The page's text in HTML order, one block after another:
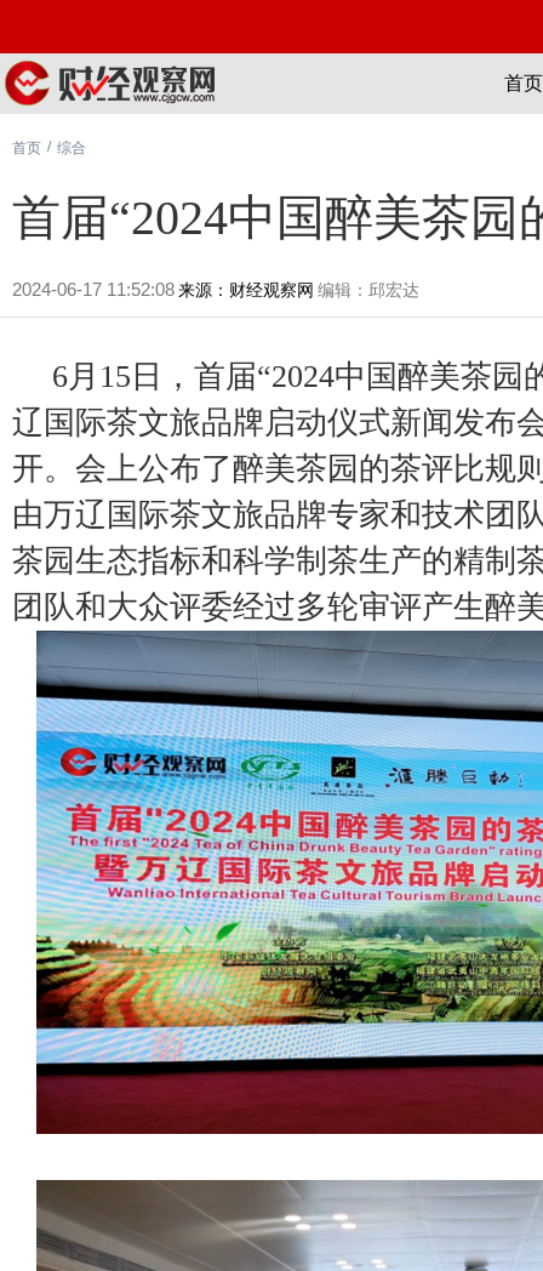
首页
首页 / 综合
首届“2024中国醉美茶
2024-06-17 11:52:08来源：财经观察网 编辑：邱宏达
6月15日，首届“2024中国醉美茶园
辽国际茶文旅品牌启动仪式新闻发布
开。会上公布了醉美茶园的茶评比规
由万辽国际茶文旅品牌专家和技术团
茶园生态指标和科学制茶生产的精制
团队和大众评委经过多轮审评产生醉